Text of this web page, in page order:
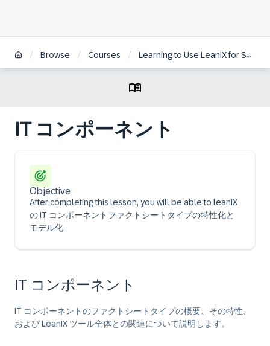
/ Browse / Courses / Learning to Use LeanIX for Successful Enterprise Architecture | JA
IT コンポーネント
Objective
After completing this lesson, you will be able to leanIX
の IT コンポーネントファクトシートタイプの特性化と
モデル化
IT コンポーネント
IT コンポーネントのファクトシートタイプの概要、その特性、
および LeanIX ツール全体との関連について説明します。